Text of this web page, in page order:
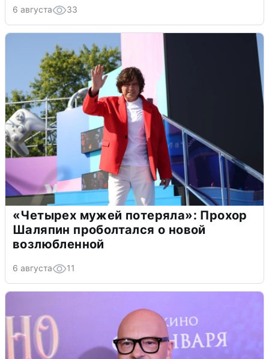
6 августа 33
«Четырех мужей потеряла»: Прохор
Шаляпин проболтался о новой
возлюбленной
6 августа 11